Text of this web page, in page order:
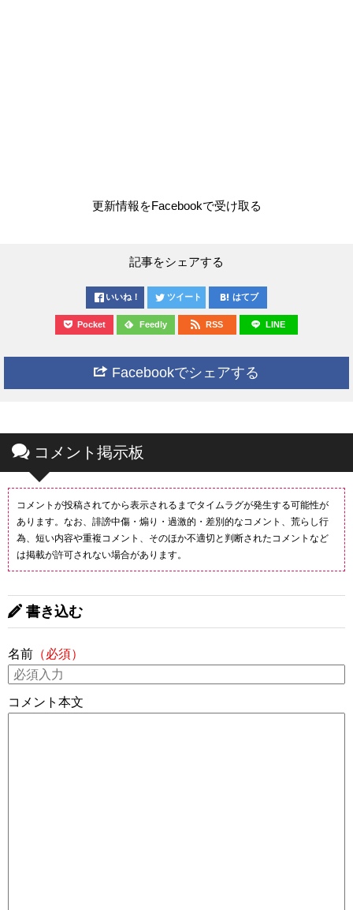
更新情報をFacebookで受け取る
記事をシェアする
いいね！ ツイート はてブ
Pocket Feedly RSS LINE
Facebookでシェアする
コメント掲示板
コメントが投稿されてから表示されるまでタイムラグが発生する可能性が
あります。なお、誹謗中傷・煽り・過激的・差別的なコメント、荒らし行
為、短い内容や重複コメント、そのほか不適切と判断されたコメントなど
は掲載が許可されない場合があります。
書き込む
名前 （必須）
コメント本文